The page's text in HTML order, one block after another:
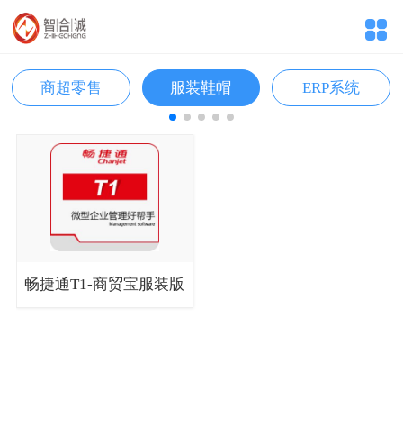
商超零售 服装鞋帽 ERP系统
畅捷通T1-商贸宝服装版